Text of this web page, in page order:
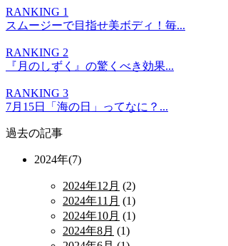
RANKING 1
スムージーで目指せ美ボディ！毎...
RANKING 2
『月のしずく』の驚くべき効果...
RANKING 3
7月15日「海の日」ってなに？...
過去の記事
2024年(7)
2024年12月 (2)
2024年11月 (1)
2024年10月 (1)
2024年8月 (1)